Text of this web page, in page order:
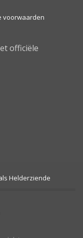
voorwaarden
officiële
Helderziende